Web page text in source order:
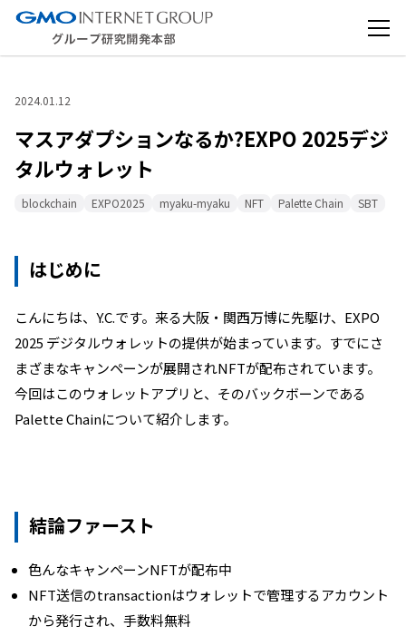
2024.01.12
マスアダプションなるか?EXPO 2025デジ
タルウォレット
blockchain EXPO2025 myaku-myaku NFT Palette Chain SBT
はじめに
こんにちは、Y.C.です。来る大阪・関西万博に先駆け、EXPO
2025 デジタルウォレットの提供が始まっています。すでにさ
まざまなキャンペーンが展開されNFTが配布されています。
今回はこのウォレットアプリと、そのバックボーンである
Palette Chainについて紹介します。
結論ファースト
色んなキャンペーンNFTが配布中
NFT送信のtransactionはウォレットで管理するアカウント
から発行され、手数料無料